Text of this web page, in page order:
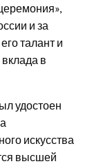
и за
талант и
в
удостоен
искусства
высшей